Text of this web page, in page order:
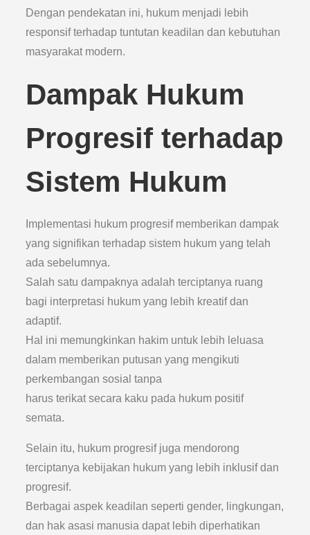
Dengan pendekatan ini, hukum menjadi lebih
responsif terhadap tuntutan keadilan dan kebutuhan
masyarakat modern.
Dampak Hukum
Progresif terhadap
Sistem Hukum
Implementasi hukum progresif memberikan dampak
yang signifikan terhadap sistem hukum yang telah
ada sebelumnya.
Salah satu dampaknya adalah terciptanya ruang
bagi interpretasi hukum yang lebih kreatif dan
adaptif.
Hal ini memungkinkan hakim untuk lebih leluasa
dalam memberikan putusan yang mengikuti
perkembangan sosial tanpa
harus terikat secara kaku pada hukum positif
semata.
Selain itu, hukum progresif juga mendorong
terciptanya kebijakan hukum yang lebih inklusif dan
progresif.
Berbagai aspek keadilan seperti gender, lingkungan,
dan hak asasi manusia dapat lebih diperhatikan